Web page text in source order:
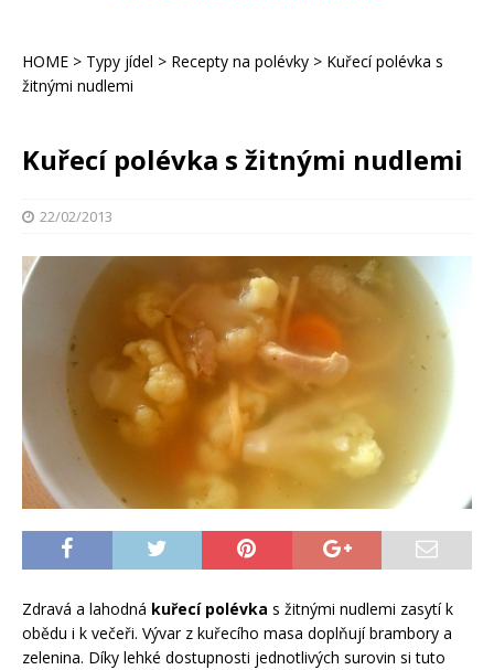
HOME > Typy jídel > Recepty na polévky > Kuřecí polévka s
žitnými nudlemi
Kuřecí polévka s žitnými nudlemi
22/02/2013
Zdravá a lahodná kuřecí polévka s žitnými nudlemi zasytí k
obědu i k večeři. Vývar z kuřecího masa doplňují brambory a
zelenina. Díky lehké dostupnosti jednotlivých surovin si tuto